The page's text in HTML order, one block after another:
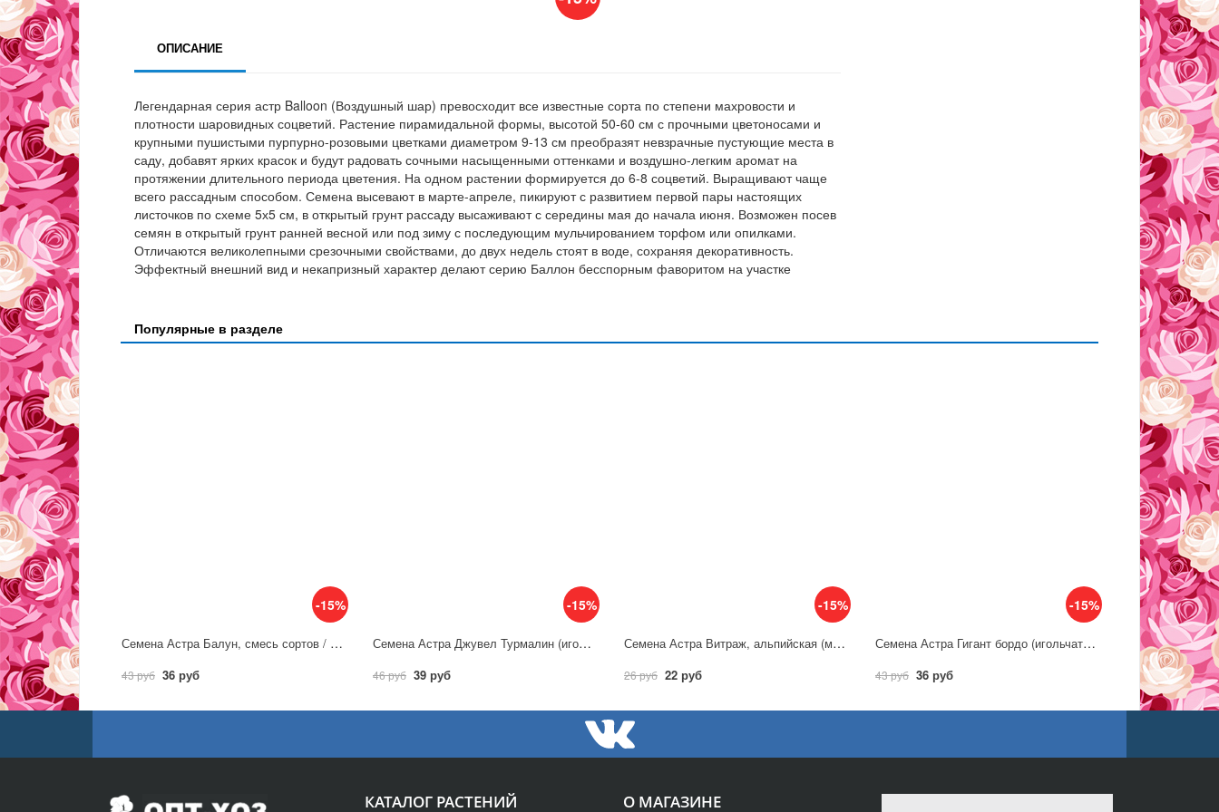
ОПИСАНИЕ
Легендарная серия астр Balloon (Воздушный шар) превосходит все известные сорта по степени махровости и
плотности шаровидных соцветий. Растение пирамидальной формы, высотой 50-60 см с прочными цветоносами и
крупными пушистыми пурпурно-розовыми цветками диаметром 9-13 см преобразят невзрачные пустующие места в
саду, добавят ярких красок и будут радовать сочными насыщенными оттенками и воздушно-легким аромат на
протяжении длительного периода цветения. На одном растении формируется до 6-8 соцветий. Выращивают чаще
всего рассадным способом. Семена высевают в марте-апреле, пикируют с развитием первой пары настоящих
листочков по схеме 5х5 см, в открытый грунт рассаду высаживают с середины мая до начала июня. Возможен посев
семян в открытый грунт ранней весной или под зиму с последующим мульчированием торфом или опилками.
Отличаются великолепными срезочными свойствами, до двух недель стоят в воде, сохраняя декоративность.
Эффектный внешний вид и некапризный характер делают серию Баллон бесспорным фаворитом на участке
Популярные в разделе
-15%
Семена Астра Балун, смесь сортов / Аэлита
43 руб 36 руб
-15%
Семена Астра Джувел Турмалин (игольчато-коготковая) / Гавриш
46 руб 39 руб
-15%
Семена Астра Витраж, альпийская (многолетняя)/ Гавриш
26 руб 22 руб
-15%
Семена Астра Гигант бордо (игольчато-коготковая) / Гавриш
43 руб 36 руб
О МАГАЗИНЕ
КАТАЛОГ РАСТЕНИЙ